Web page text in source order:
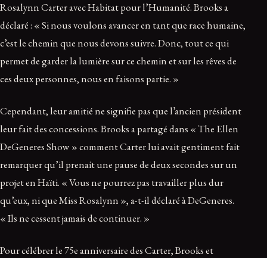
Rosalynn Carter avec Habitat pour l’Humanité. Brooks a
déclaré : « Si nous voulons avancer en tant que race humaine,
c’est le chemin que nous devons suivre. Donc, tout ce qui
permet de garder la lumière sur ce chemin et sur les rêves de
ces deux personnes, nous en faisons partie. »
Cependant, leur amitié ne signifie pas que l’ancien président
leur fait des concessions. Brooks a partagé dans « The Ellen
DeGeneres Show » comment Carter lui avait gentiment fait
remarquer qu’il prenait une pause de deux secondes sur un
projet en Haïti. « Vous ne pourrez pas travailler plus dur
qu’eux, ni que Miss Rosalynn », a-t-il déclaré à DeGeneres.
« Ils ne cessent jamais de continuer. »
Pour célébrer le 75e anniversaire des Carter, Brooks et